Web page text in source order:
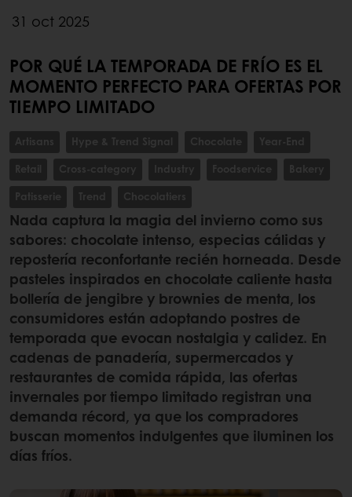
31 oct 2025
POR QUÉ LA TEMPORADA DE FRÍO ES EL
MOMENTO PERFECTO PARA OFERTAS POR
TIEMPO LIMITADO
Artisans Hype & Trend Signal Chocolate
Year-End
Retail
Cross-category Industry Foodservice
Bakery
Patisserie
Trend Chocolatiers
Nada captura la magia del invierno como sus
sabores: chocolate intenso, especias cálidas y
repostería reconfortante recién horneada. Desde
pasteles inspirados en chocolate caliente hasta
bollería de jengibre y brownies de menta, los
consumidores están adoptando postres de
temporada que evocan nostalgia y calidez. En
cadenas de panadería, supermercados y
restaurantes de comida rápida, las ofertas
invernales por tiempo limitado registran una
demanda récord, ya que los compradores
buscan momentos indulgentes que iluminen los
días fríos.